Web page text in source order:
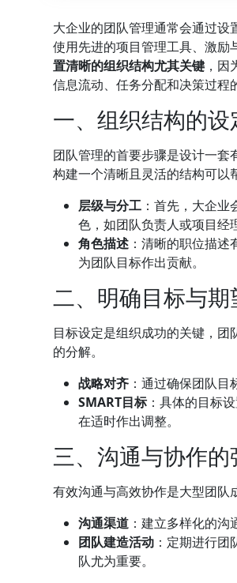
大企业的团队管理通常会通过设
使用先进的项目管理工具、激
置清晰的组织结构尤其关键 ，
信息流动、任务分配和决策过程
一、组织结构的设
团队管理的首要步骤是设计一套
构建一个清晰且灵活的结构可以
层级与分工 ：首先，大企
色，如团队负责人或项目经
角色描述 ：清晰的职位描
为团队目标作出贡献。
二、明确目标与期
目标设定是组织成功的关键，
的分解。
战略对齐 ：通过确保团队
SMART目标：具体的目标
在适时作出调整。
三、沟通与协作的
有效沟通与高效协作是大型团队
沟通渠道 ：建立多样化的
团队建造活动 ：定期进行
队尤为重要。